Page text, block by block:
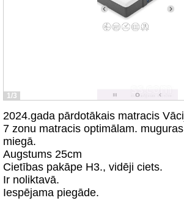
1/3
2024.gada pārdotākais matracis
7 zonu matracis optimālam.
miegā.
Augstums 25cm
Cietības pakāpe H3., vidēji ciets.
Ir noliktavā.
Iespējama piegāde.